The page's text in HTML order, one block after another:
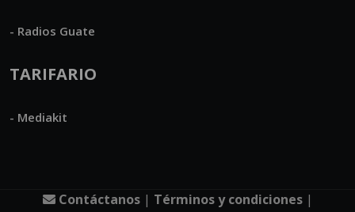
- Radios Guate
TARIFARIO
- Mediakit
Contáctanos| Términos y condiciones|